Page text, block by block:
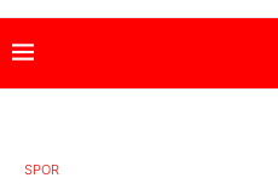
SPOR